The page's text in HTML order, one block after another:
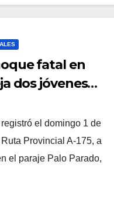
fatal en
dos jóvenes
el domingo 1 de
Provincial A-175, a
el paraje Palo Parado,